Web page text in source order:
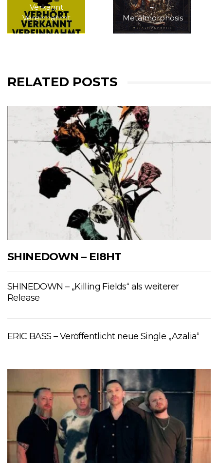
Verkannt
Vereinnahmt
–
Metalmorphosis
RELATED POSTS
SHINEDOWN – EI8HT
SHINEDOWN – „Killing Fields“ als weiterer
Release
ERIC BASS – Veröffentlicht neue Single „Azalia“